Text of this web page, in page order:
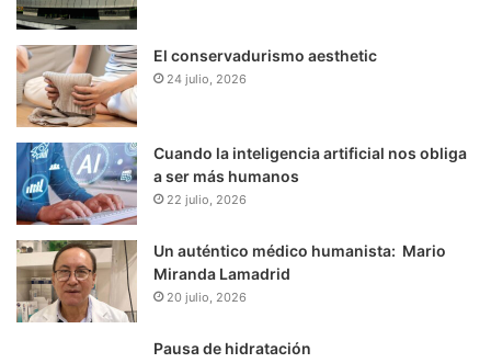
El conservadurismo aesthetic
24 julio, 2026
Cuando la inteligencia artificial nos obliga
a ser más humanos
22 julio, 2026
Un auténtico médico humanista: Mario
Miranda Lamadrid
20 julio, 2026
Pausa de hidratación